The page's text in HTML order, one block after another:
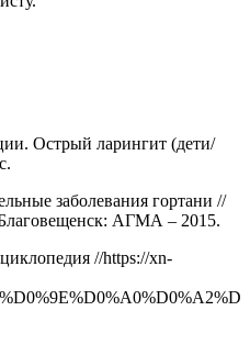
Острый ларингит (дети/
заболевания гортани //
АГМА – 2015.
//https://xn-